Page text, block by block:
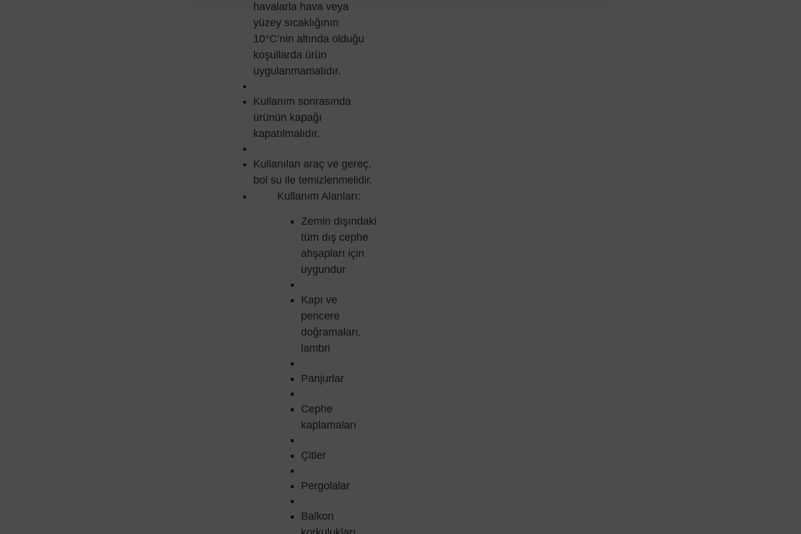
havalarla hava veya
yüzey sıcaklığının
10°C’nin altında olduğu
koşullarda ürün
uygulanmamalıdır.
Kullanım sonrasında
ürünün kapağı
kapatılmalıdır.
Kullanılan araç ve gereç,
bol su ile temizlenmelidir.
Kullanım Alanları:
Zemin dışındaki
tüm dış cephe
ahşapları için
uygundur
Kapı ve
pencere
doğramaları,
lambri
Panjurlar
Cephe
kaplamaları
Çitler
Pergolalar
Balkon